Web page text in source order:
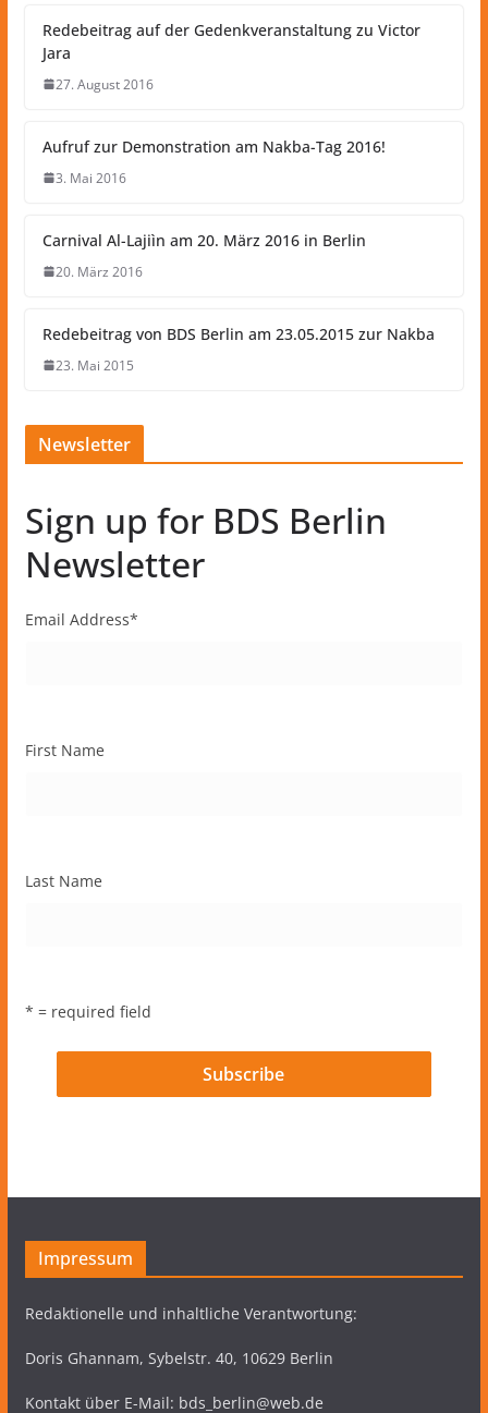
Redebeitrag auf der Gedenkveranstaltung zu Victor
Jara
27. August 2016
Aufruf zur Demonstration am Nakba-Tag 2016!
3. Mai 2016
Carnival Al-Lajiìn am 20. März 2016 in Berlin
20. März 2016
Redebeitrag von BDS Berlin am 23.05.2015 zur Nakba
23. Mai 2015
Newsletter
Sign up for BDS Berlin
Newsletter
Email Address*
First Name
Last Name
* = required field
Impressum
Redaktionelle und inhaltliche Verantwortung:
Doris Ghannam, Sybelstr. 40, 10629 Berlin
Kontakt über E-Mail: bds_berlin@web.de